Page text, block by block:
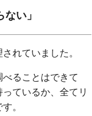
い」
れていました。
ることはできて
ているか、全てリ
。